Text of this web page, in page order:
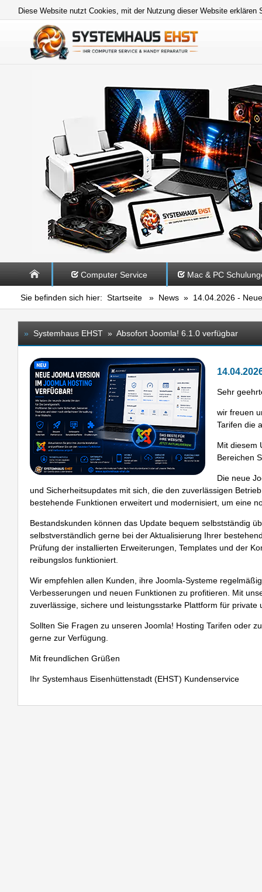
Diese Website nutzt Cookies, mit der Nutzung dieser Website
Computer Service Mac & PC
Sie befinden sich hier: Startseite » News » 14.04.2026 -
» Systemhaus EHST » Absofort Joomla! 6.1.0 verfügbar
Sehr
wir freuen
Tarifen die
Mit diesem
Bereichen
Die neue
und Sicherheitsupdates mit sich, die den zuverlässigen
bestehende Funktionen erweitert und modernisiert, um eine
Bestandskunden können das Update bequem selbstständig
selbstverständlich gerne bei der Aktualisierung Ihrer
Prüfung der installierten Erweiterungen, Templates und der
reibungslos funktioniert.
Wir empfehlen allen Kunden, ihre Joomla-Systeme
Verbesserungen und neuen Funktionen zu profitieren. Mit
zuverlässige, sichere und leistungsstarke Plattform für private
Sollten Sie Fragen zu unseren Joomla! Hosting Tarifen oder
gerne zur Verfügung.
Mit freundlichen Grüßen
Ihr Systemhaus Eisenhüttenstadt (EHST) Kundenservice